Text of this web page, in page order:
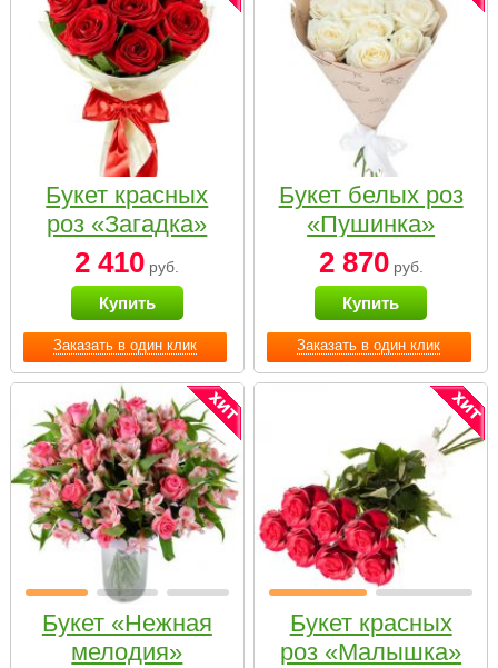
Заказать в один клик
Букет красных
роз «Загадка»
2 410 руб.
Купить
Заказать в один клик
Букет белых роз
«Пушинка»
2 870руб.
Купить
Букет «Нежная
мелодия»
Букет красных
роз «Малышка»